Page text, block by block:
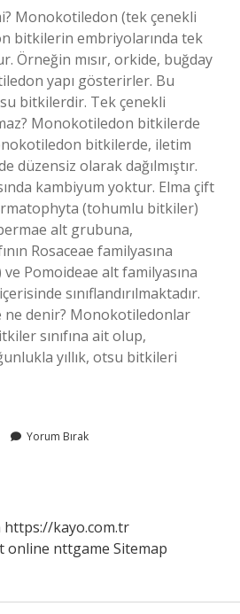
Monokotiledon (tek çenekli
bitkilerin embriyolarında tek
Örneğin mısır, orkide, buğday
yapı gösterirler. Bu
bitkilerdir. Tek çenekli
Monokotiledon bitkilerde
bitkilerde, iletim
düzensiz olarak dağılmıştır.
kambiyum yoktur. Elma çift
(tohumlu bitkiler)
alt grubuna,
Rosaceae familyasına
Pomoideae alt familyasına
sınıflandırılmaktadır.
ne denir? Monokotiledonlar
sınıfına ait olup,
yıllık, otsu bitkileri
Yorum Bırak
https://kayo.com.tr
online nttgame Sitemap